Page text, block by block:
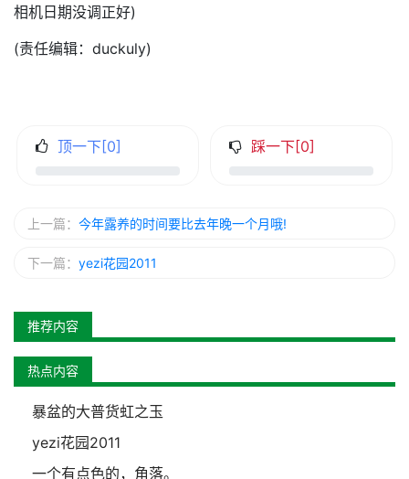
相机日期没调正好)
(责任编辑：duckuly)
顶一下[0] 踩一下[0]
上一篇： 今年露养的时间要比去年晚一个月哦!
下一篇： yezi花园2011
推荐内容
热点内容
暴盆的大普货虹之玉
yezi花园2011
一个有点色的，角落。